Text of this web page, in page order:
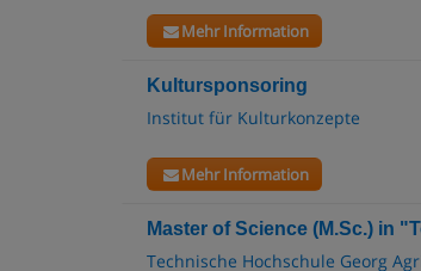
Mehr Information
Kultursponsoring
Institut für Kulturkonzepte
Mehr Information
Master of Science (M.Sc.) in
Technische Hochschule Georg